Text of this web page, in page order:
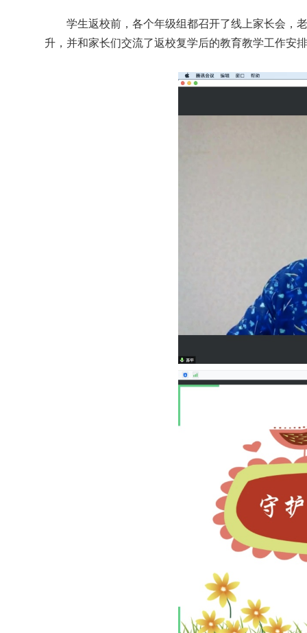
学生返校前，各个年级组都召开了线上家长会，老
升，并和家长们交流了返校复学后的教育教学工作安